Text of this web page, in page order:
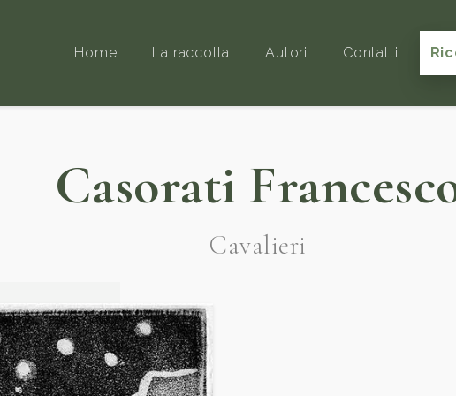
Home La raccolta Autori Contatti
Casorati
Cavalieri